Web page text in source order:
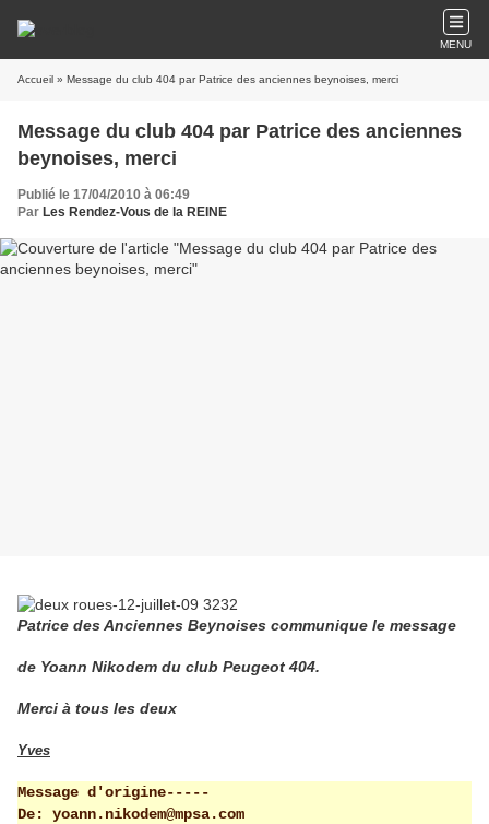
MENU
Accueil » Message du club 404 par Patrice des anciennes beynoises, merci
Message du club 404 par Patrice des anciennes
beynoises, merci
Publié le 17/04/2010 à 06:49
Par Les Rendez-Vous de la REINE
Patrice des Anciennes Beynoises communique le message
de Yoann Nikodem du club Peugeot 404.
Merci à tous les deux
Yves
Message d'origine-----
De: yoann.nikodem@mpsa.com